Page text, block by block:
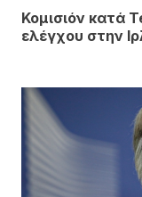
Κομισιόν κατά
ελέγχου στην